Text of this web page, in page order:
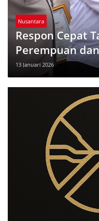
Nusantara
Respon Cepat
Perempuan
Raih
13 Januari 2026